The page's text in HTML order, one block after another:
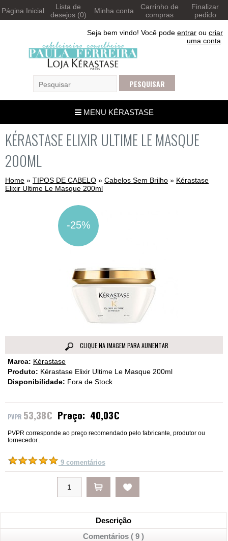
Página Inicial
Lista de
desejos (0)
Minha conta
Carrinho de
compras
Finalizar
pedido
Seja bem vindo! Você pode entrar ou criar
uma conta
MENU KÉRASTASE
KÉRASTASE ELIXIR ULTIME LE MASQUE
200ML
Home » TIPOS DE CABELO » Cabelos Sem Brilho » Kérastase
Elixir Ultime Le Masque 200ml
-25%
CLIQUE NA IMAGEM PARA AUMENTAR
Marca: Kérastase
Produto: Kérastase Elixir Ultime Le Masque 200ml
Disponibilidade: Fora de Stock
53,38€ Preço: 40,03€
PVPR corresponde ao preço recomendado pelo fabricante, produtor ou
fornecedor..
9 comentários
Descrição
Comentários ( 9 )